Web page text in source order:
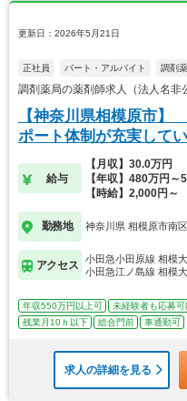
更新日：2026年5月21日
正社員 パート・アルバイト 調剤
調剤薬局の薬剤師求人（法人名
【神奈川県相模原市
ポート体制が充実してい
給与
【月収】30.0万円
【年収】480万円
【時給】2,000円～
勤務地 神奈川県 相模原市南区
アクセス
小田急小田原線 相模
小田急江ノ島線 相模
年収550万円以上可 未経験者も応募可
残業月10ｈ以下
総合門前 車通勤可
求人の詳細を見る